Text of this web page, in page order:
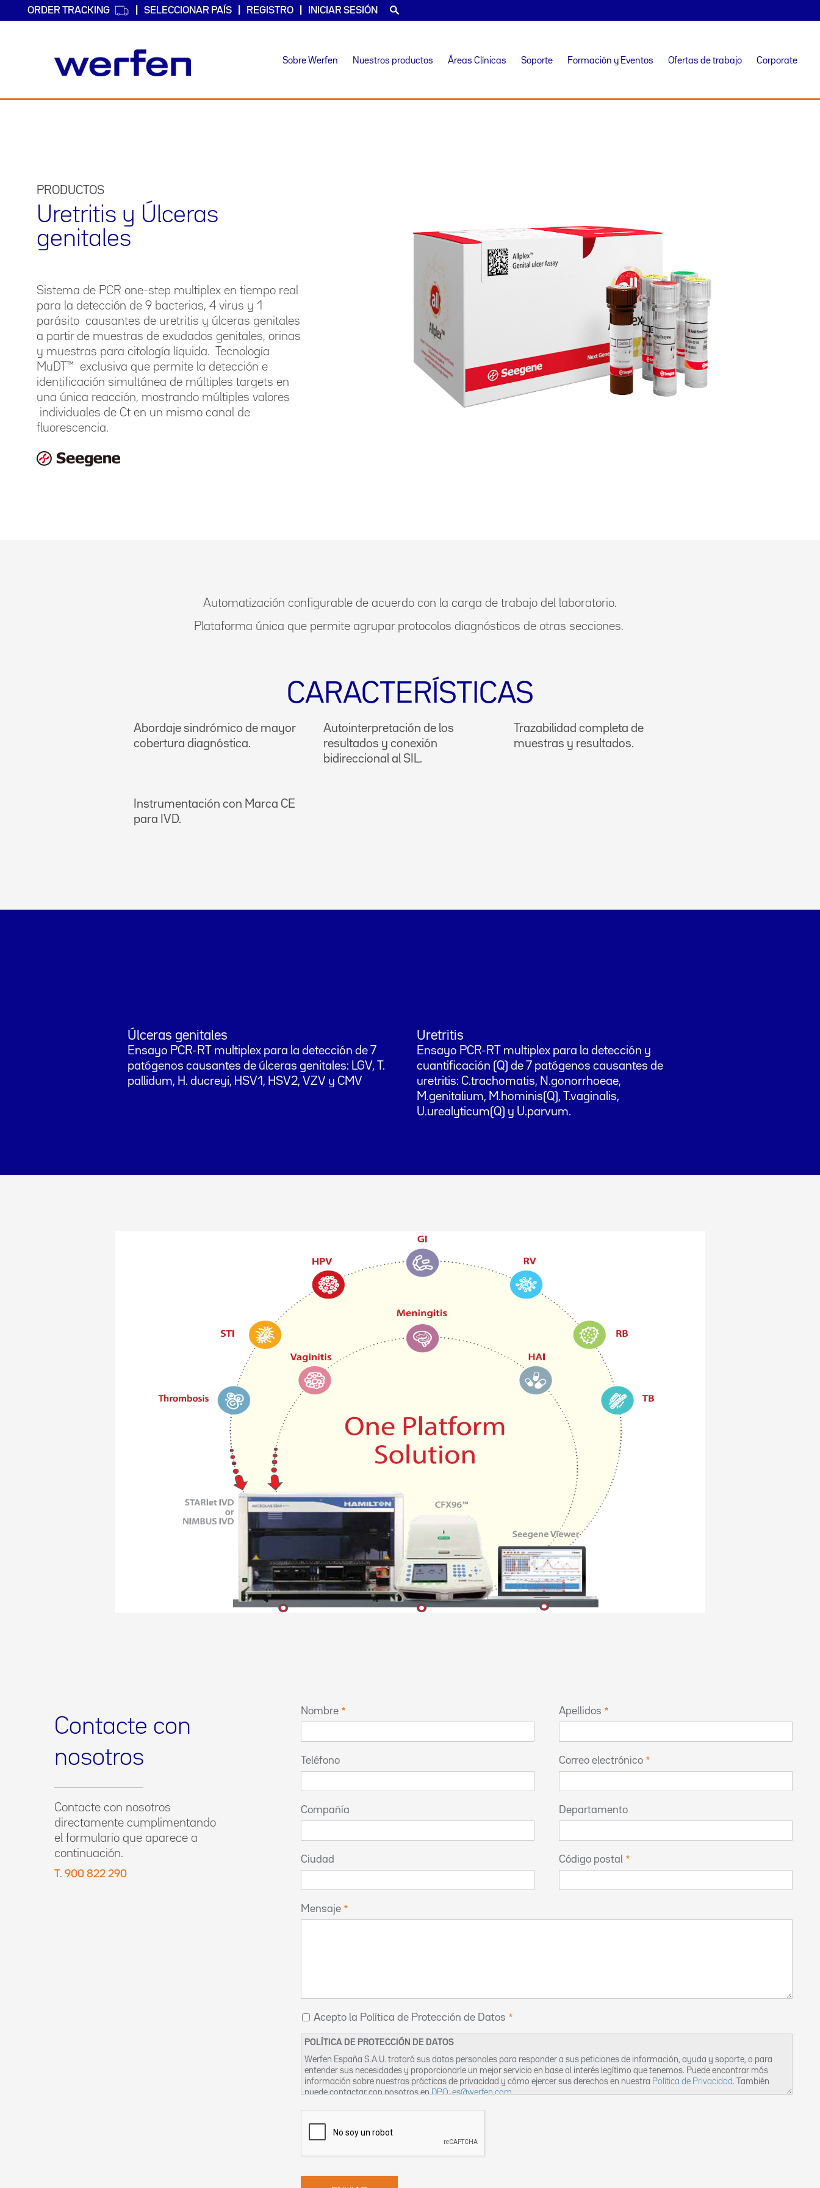
ORDER TRACKING SELECCIONAR PAÍS REGISTRO INICIAR SESIÓN
Sobre Werfen Nuestros productos Áreas Clínicas Soporte Formación y Eventos Ofertas de trabajo Corporate
PRODUCTOS
Uretritis y Úlceras
genitales
Sistema de PCR one-step multiplex en tiempo real
para la detección de 9 bacterias, 4 virus y 1
parásito causantes de uretritis y úlceras genitales
a partir de muestras de exudados genitales, orinas
y muestras para citología líquida. Tecnología
MuDT™ exclusiva que permite la detección e
identificación simultánea de múltiples targets en
una única reacción, mostrando múltiples valores
individuales de Ct en un mismo canal de
fluorescencia.
Automatización configurable de acuerdo con la carga de trabajo del laboratorio.
Plataforma única que permite agrupar protocolos diagnósticos de otras secciones.
CARACTERÍSTICAS
Abordaje sindrómico de mayor
cobertura diagnóstica.
Autointerpretación de los
resultados y conexión
bidireccional al SIL.
Trazabilidad completa de
muestras y resultados.
Instrumentación con Marca CE
para IVD.
Úlceras genitales
Ensayo PCR-RT multiplex para la detección de 7
patógenos causantes de úlceras genitales: LGV, T.
pallidum, H. ducreyi, HSV1, HSV2, VZV y CMV
Uretritis
Ensayo PCR-RT multiplex para la detección y
cuantificación (Q) de 7 patógenos causantes de
uretritis: C.trachomatis, N.gonorrhoeae,
M.genitalium, M.hominis(Q), T.vaginalis,
U.urealyticum(Q) y U.parvum.
Contacte con
nosotros
Contacte con nosotros
directamente cumplimentando
el formulario que aparece a
continuación.
T. 900 822 290
Nombre Apellidos
Teléfono Correo electrónico
Compañía Departamento
Ciudad Código postal
Mensaje
Acepto la Política de Protección de Datos
POLÍTICA DE PROTECCIÓN DE DATOS
Werfen España S.A.U. tratará sus datos personales para responder a sus peticiones de información, ayuda y soporte, o para
entender sus necesidades y proporcionarle un mejor servicio en base al interés legítimo que tenemos. Puede encontrar más
información sobre nuestras prácticas de privacidad y cómo ejercer sus derechos en nuestra Política de Privacidad . También
puede contactar con nosotros enDPO-es@werfen.com.